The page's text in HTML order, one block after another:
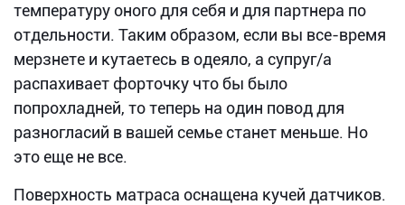
температуру оного для себя и для партнера по
отдельности. Таким образом, если вы все-время
мерзнете и кутаетесь в одеяло, а супруг/а
распахивает форточку что бы было
попрохладней, то теперь на один повод для
разногласий в вашей семье станет меньше. Но
это еще не все.
Поверхность матраса оснащена кучей датчиков.